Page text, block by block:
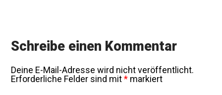
Schreibe einen Kommentar
Deine E-Mail-Adresse wird nicht veröffentlicht.
Erforderliche Felder sind mit* markiert